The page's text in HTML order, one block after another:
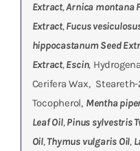
Extract,Arnica montana
Extract,Fucus
hippocastanum Seed
Extract,Escin,
Cerifera Wax,
Tocopherol, Mentha
Leaf Oil,Pinus sylvestris
Oil,Thymus vulgaris Oil,